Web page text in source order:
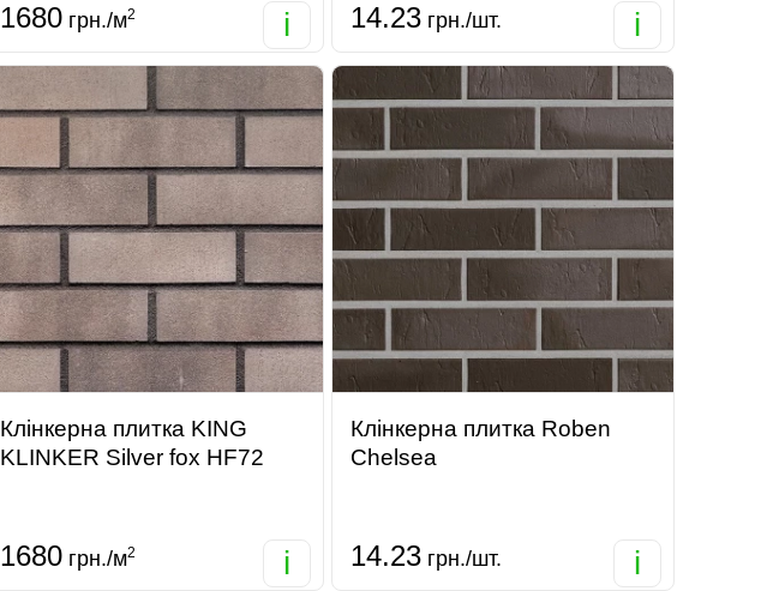
1680грн./м2 i 14.23грн./шт. i
Клінкерна плитка KING
KLINKER Silver fox HF72
1680грн./м2 i
Клінкерна плитка Roben
Chelsea
14.23грн./шт. i